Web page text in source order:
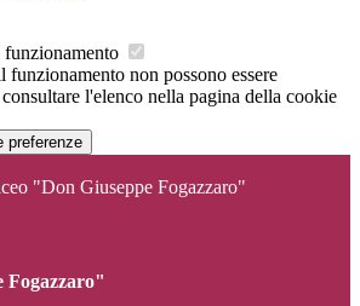
funzionamento
funzionamento non possono essere
l'elenco nella pagina della cookie
preferenze
"Don Giuseppe Fogazzaro"
Fogazzaro"